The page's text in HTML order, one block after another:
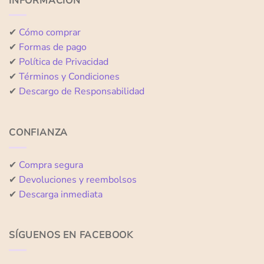
✔ Cómo comprar
✔ Formas de pago
✔ Política de Privacidad
✔ Términos y Condiciones
✔ Descargo de Responsabilidad
CONFIANZA
✔ Compra segura
✔ Devoluciones y reembolsos
✔ Descarga inmediata
SÍGUENOS EN FACEBOOK